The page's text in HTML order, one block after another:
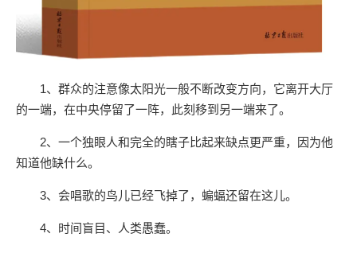
1、群众的注意像太阳光一般不断改变方向，它离开大厅
的一端，在中央停留了一阵，此刻移到另一端来了。
2、一个独眼人和完全的瞎子比起来缺点更严重，因为他
知道他缺什么。
3、会唱歌的鸟儿已经飞掉了，蝙蝠还留在这儿。
4、时间盲目、人类愚蠢。